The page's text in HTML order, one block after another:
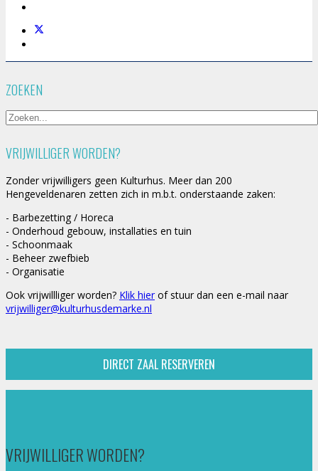
ZOEKEN
VRIJWILLIGER WORDEN?
Zonder vrijwilligers geen Kulturhus. Meer dan 200
Hengeveldenaren zetten zich in m.b.t. onderstaande zaken:
- Barbezetting / Horeca
- Onderhoud gebouw, installaties en tuin
- Schoonmaak
- Beheer zwefbieb
- Organisatie
Ook vrijwillliger worden? Klik hier of stuur dan een e-mail naar
vrijwilliger@kulturhusdemarke.nl
DIRECT ZAAL RESERVEREN
VRIJWILLIGER WORDEN?